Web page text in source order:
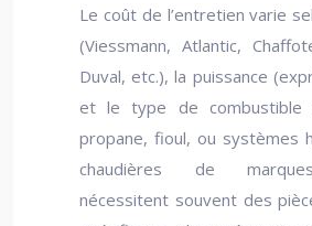
Le coût de l’entretien varie
(Viessmann, Atlantic,
Duval, etc.), la puissance
et le type de combustible
propane, fioul, ou systèmes
chaudières de
nécessitent souvent des